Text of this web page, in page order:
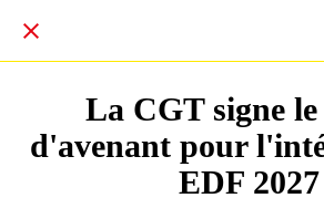
La CGT signe
d'avenant pour
EDF 2027